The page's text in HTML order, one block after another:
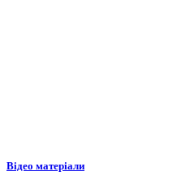
Відео матеріали